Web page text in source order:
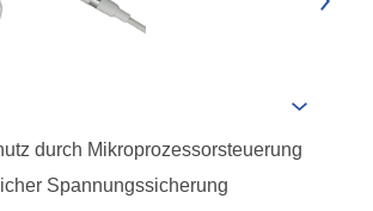
durch Mikroprozessorsteuerung
Spannungssicherung